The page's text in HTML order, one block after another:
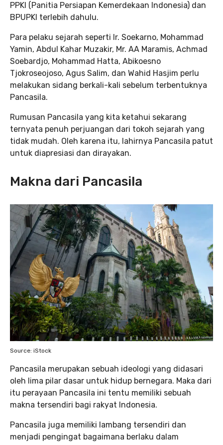
PPKI (Panitia Persiapan Kemerdekaan Indonesia) dan
BPUPKI terlebih dahulu.
Para pelaku sejarah seperti Ir. Soekarno, Mohammad
Yamin, Abdul Kahar Muzakir, Mr. AA Maramis, Achmad
Soebardjo, Mohammad Hatta, Abikoesno
Tjokroseojoso, Agus Salim, dan Wahid Hasjim perlu
melakukan sidang berkali-kali sebelum terbentuknya
Pancasila.
Rumusan Pancasila yang kita ketahui sekarang
ternyata penuh perjuangan dari tokoh sejarah yang
tidak mudah. Oleh karena itu, lahirnya Pancasila patut
untuk diapresiasi dan dirayakan.
Makna dari Pancasila
Source: iStock
Pancasila merupakan sebuah ideologi yang didasari
oleh lima pilar dasar untuk hidup bernegara. Maka dari
itu perayaan Pancasila ini tentu memiliki sebuah
makna tersendiri bagi rakyat Indonesia.
Pancasila juga memiliki lambang tersendiri dan
menjadi pengingat bagaimana berlaku dalam